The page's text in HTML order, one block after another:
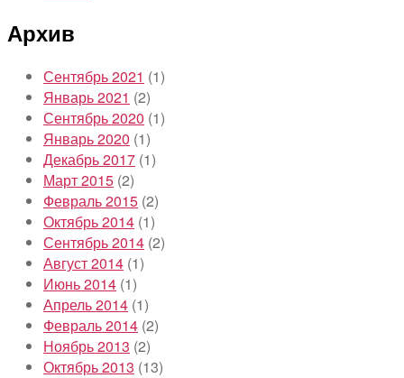
Архив
Сентябрь 2021 (1)
Январь 2021 (2)
Сентябрь 2020 (1)
Январь 2020 (1)
Декабрь 2017 (1)
Март 2015 (2)
Февраль 2015 (2)
Октябрь 2014 (1)
Сентябрь 2014 (2)
Август 2014 (1)
Июнь 2014 (1)
Апрель 2014 (1)
Февраль 2014 (2)
Ноябрь 2013 (2)
Октябрь 2013 (13)